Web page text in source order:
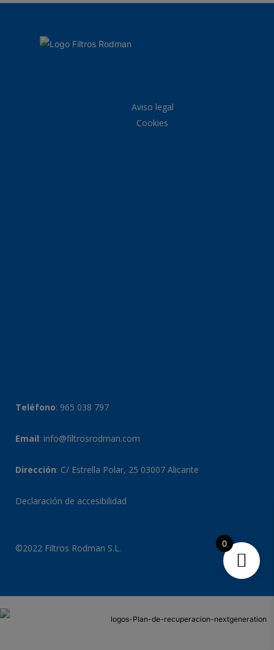
Aviso legal
Cookies
Teléfono: 965 038 797
Email: info@filtrosrodman.com
Dirección: C/ Estrella Polar, 25 03007 Alicante
Declaración de accesibilidad
©2022 Filtros Rodman S.L. 0